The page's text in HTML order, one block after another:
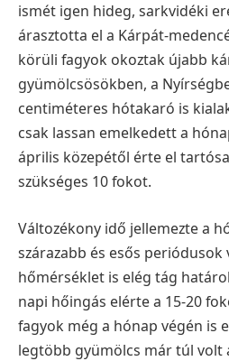
ismét igen hideg, sarkvidéki
árasztotta el a Kárpát-
körüli fagyok okoztak újabb
gyümölcsösökben, a
centiméteres hótakaró is
csak lassan emelkedett a
április közepétől érte el
szükséges 10 fokot.
Változékony idő jellemezte a
szárazabb és esős periódusok
hőmérséklet is elég tág
napi hőingás elérte a 15-20
fagyok még a hónap végén is
legtöbb gyümölcs már túl volt